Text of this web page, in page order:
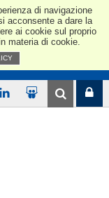
di navigazione
acconsente a dare la
ai cookie sul proprio
materia di cookie.